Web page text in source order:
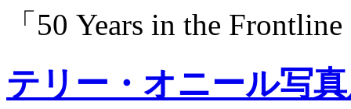
「50 Years in the
テリー・オニール写